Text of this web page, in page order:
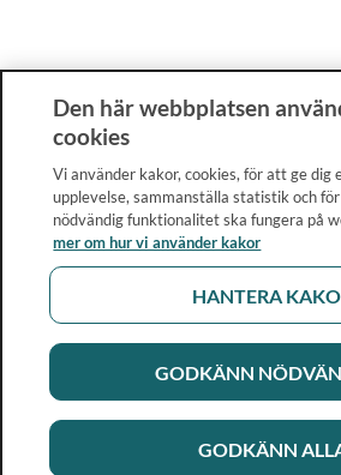
Den här webbplatsen
cookies
Vi använder kakor, cookies, för att ge dig
upplevelse, sammanställa statistik och
nödvändig funktionalitet ska fungera på
mer om hur vi använder kakor
HANTERA
GODKÄNN
GODKÄNN